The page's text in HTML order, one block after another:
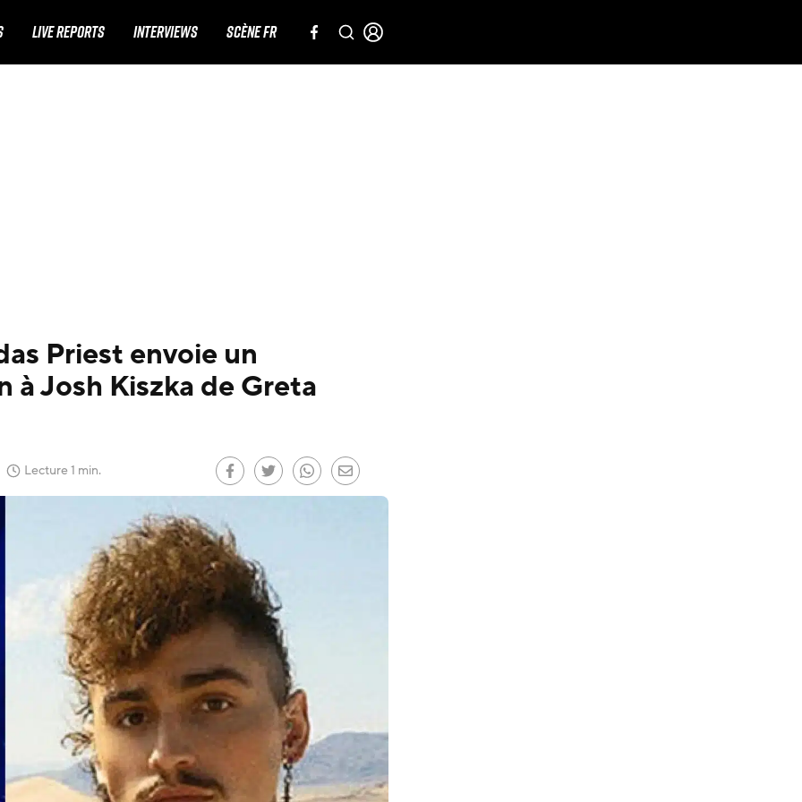
LIVE REPORTS INTERVIEWS SCÈNE FR
Priest envoie un
à Josh Kiszka de Greta
le)
Lecture 1 min.